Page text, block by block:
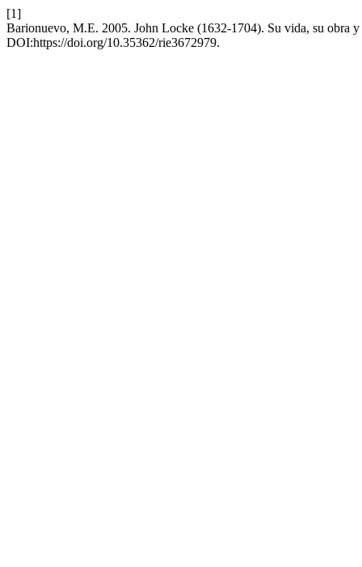
[1]
Barionuevo, M.E. 2005. John Locke (1632-1704). Su vida, su obra
DOI:https://doi.org/10.35362/rie3672979.